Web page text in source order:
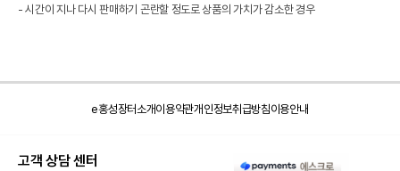
- 시간이 지나 다시 판매하기 곤란할 정도로 상품의 가치가 감소한 경우
e홍성장터소개이용약관개인정보취급방침이용안내
고객 상담 센터